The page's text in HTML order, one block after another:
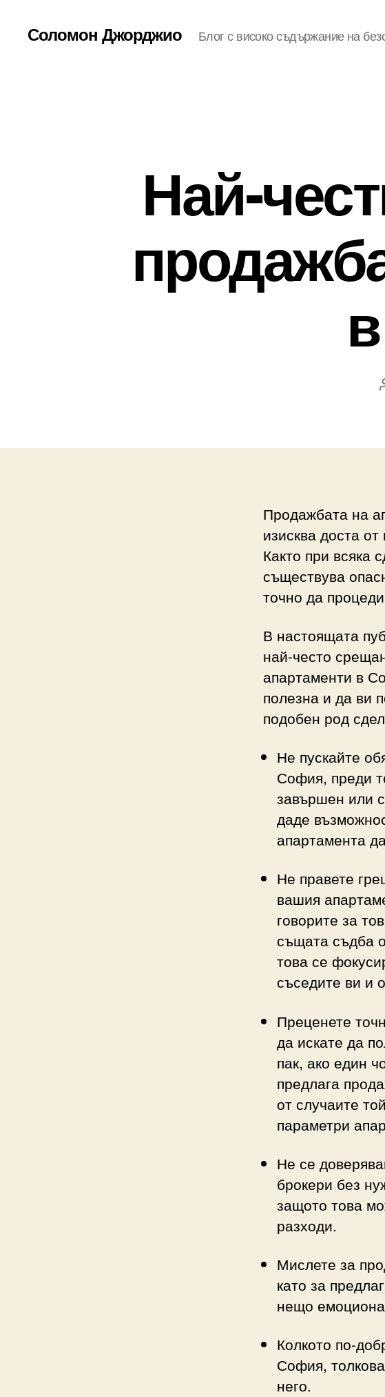
Соломон Джорджио Блог с високо съдържание на
Най-
Продажбата на
изисква доста
Както при всяка
съществува
точно да
В настоящата
най-често
апартаменти в
полезна и да ви
подобен род
Не пускайте
София, преди
завършен или
даде
апартамента
Не правете
вашия
говорите за
същата съдба
това се
съседите ви и
Преценете
да искате да
пак, ако един
предлага
от случаите
параметри
Не се
брокери без
защото това
разходи.
Мислете за
като за
нещо
Колкото по-
София,
него.